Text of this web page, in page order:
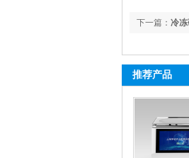
下一篇： 冷
推荐产品